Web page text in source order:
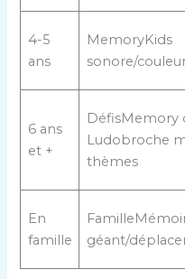
4-5
ans
MemoryKids
sonore/
6 ans
et +
DéfisMemory
Ludobroche
thèmes
En
famille
géant/